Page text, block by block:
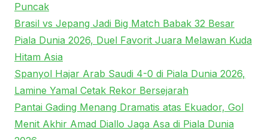
Puncak
Brasil vs Jepang Jadi Big Match Babak 32 Besar
Piala Dunia 2026, Duel Favorit Juara Melawan Kuda
Hitam Asia
Spanyol Hajar Arab Saudi 4-0 di Piala Dunia 2026,
Lamine Yamal Cetak Rekor Bersejarah
Pantai Gading Menang Dramatis atas Ekuador, Gol
Menit Akhir Amad Diallo Jaga Asa di Piala Dunia